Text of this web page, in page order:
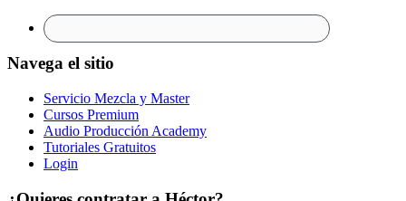
Navega el sitio
Servicio Mezcla y Master
Cursos Premium
Audio Producción Academy
Tutoriales Gratuitos
Login